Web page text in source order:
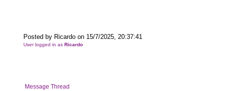
Posted by Ricardo on 15/7/2025, 20:37:41
User logged in as Ricardo
Message Thread